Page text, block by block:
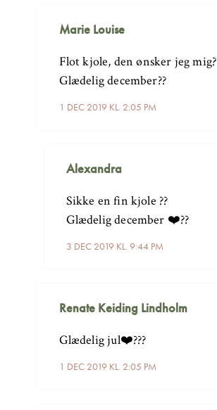
Marie Louise
1 DEC 2019 KL. 2:05 PM
Flot kjole, den ønsker jeg mig?
Glædelig december??
Alexandra
3 DEC 2019 KL. 9:44 PM
Sikke en fin kjole ??
Glædelig december ❤️??
Renate Keiding Lindholm
1 DEC 2019 KL. 2:05 PM
Glædelig jul❤️???